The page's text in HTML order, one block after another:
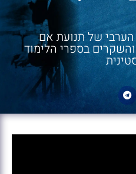
של תנועת אם
בספרי הלימוד